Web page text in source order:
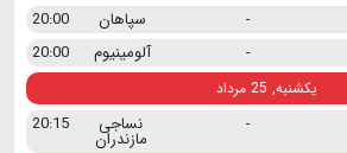
- سپاهان
20:00
- آلومینیوم 20:00
یکشنبه, 25 مرداد
- نساجی
مازندران
20:15